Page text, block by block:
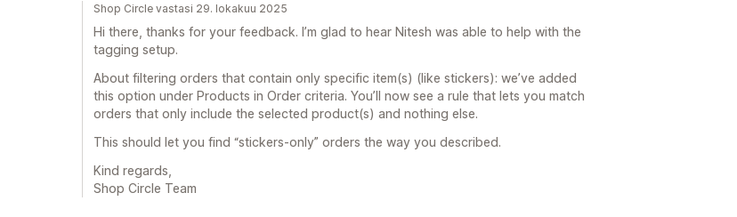
Shop Circle vastasi 29. lokakuu 2025
Hi there, thanks for your feedback. I’m glad to hear Nitesh was able to help with the
tagging setup.
About filtering orders that contain only specific item(s) (like stickers): we’ve added
this option under Products in Order criteria. You’ll now see a rule that lets you match
orders that only include the selected product(s) and nothing else.
This should let you find “stickers-only” orders the way you described.
Kind regards,
Shop Circle Team